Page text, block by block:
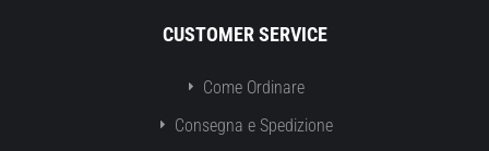
CUSTOMER SERVICE
Come Ordinare
Consegna e Spedizione